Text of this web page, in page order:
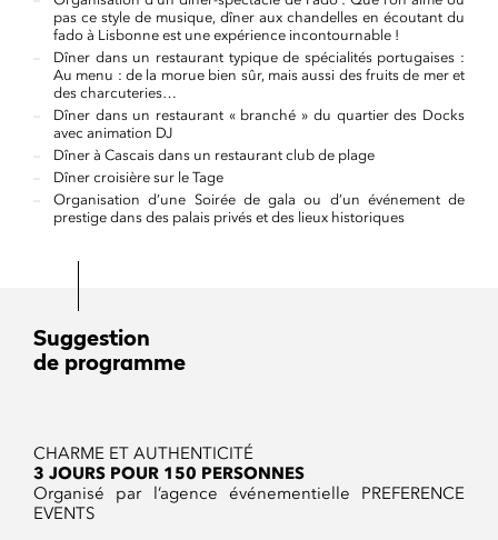
pas ce style de musique, dîner aux chandelles en écoutant du
fado à Lisbonne est une expérience incontournable !
Dîner dans un restaurant typique de spécialités portugaises :
Au menu : de la morue bien sûr, mais aussi des fruits de mer et
des charcuteries…
Dîner dans un restaurant « branché » du quartier des Docks
avec animation DJ
Dîner à Cascais dans un restaurant club de plage
Dîner croisière sur le Tage
Organisation d’une Soirée de gala ou d’un événement de
prestige dans des palais privés et des lieux historiques
Suggestion
de programme
CHARME ET AUTHENTICITÉ
3 JOURS POUR 150 PERSONNES
Organisé par l’agence événementielle PREFERENCE
EVENTS